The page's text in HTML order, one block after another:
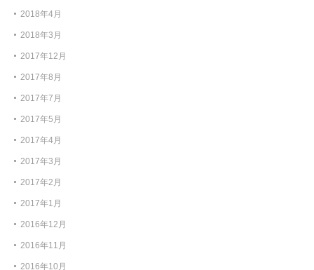
2018年4月
2018年3月
2017年12月
2017年8月
2017年7月
2017年5月
2017年4月
2017年3月
2017年2月
2017年1月
2016年12月
2016年11月
2016年10月